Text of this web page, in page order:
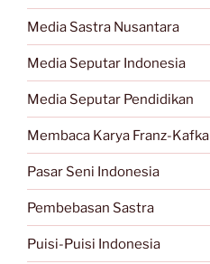
Media Sastra Nusantara
Media Seputar Indonesia
Media Seputar Pendidikan
Membaca Karya Franz-Kafka
Pasar Seni Indonesia
Pembebasan Sastra
Puisi-Puisi Indonesia